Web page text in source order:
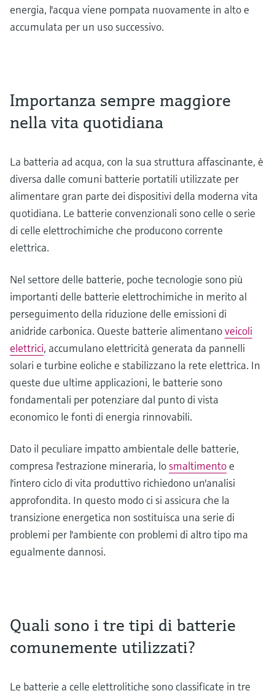
energia, l'acqua viene pompata nuovamente in alto e
accumulata per un uso successivo.
Importanza sempre maggiore
nella vita quotidiana
La batteria ad acqua, con la sua struttura affascinante, è
diversa dalle comuni batterie portatili utilizzate per
alimentare gran parte dei dispositivi della moderna vita
quotidiana. Le batterie convenzionali sono celle o serie
di celle elettrochimiche che producono corrente
elettrica.
Nel settore delle batterie, poche tecnologie sono più
importanti delle batterie elettrochimiche in merito al
perseguimento della riduzione delle emissioni di
anidride carbonica. Queste batterie alimentanoveicoli
elettrici, accumulano elettricità generata da pannelli
solari e turbine eoliche e stabilizzano la rete elettrica. In
queste due ultime applicazioni, le batterie sono
fondamentali per potenziare dal punto di vista
economico le fonti di energia rinnovabili.
Dato il peculiare impatto ambientale delle batterie,
compresa l'estrazione mineraria, losmaltimento e
l'intero ciclo di vita produttivo richiedono un'analisi
approfondita. In questo modo ci si assicura che la
transizione energetica non sostituisca una serie di
problemi per l'ambiente con problemi di altro tipo ma
egualmente dannosi.
Quali sono i tre tipi di batterie
comunemente utilizzati?
Le batterie a celle elettrolitiche sono classificate in tre